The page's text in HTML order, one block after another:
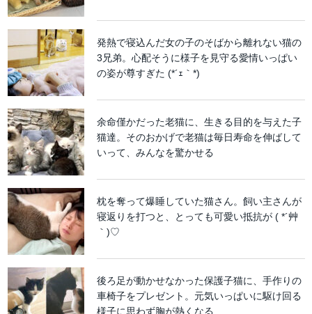
発熱で寝込んだ女の子のそばから離れない猫の
3兄弟。心配そうに様子を見守る愛情いっぱい
の姿が尊すぎた (*´ｪ｀*)
余命僅かだった老猫に、生きる目的を与えた子
猫達。そのおかげで老猫は毎日寿命を伸ばして
いって、みんなを驚かせる
枕を奪って爆睡していた猫さん。飼い主さんが
寝返りを打つと、とっても可愛い抵抗が ( *´艸
｀)♡
後ろ足が動かせなかった保護子猫に、手作りの
車椅子をプレゼント。元気いっぱいに駆け回る
様子に思わず胸が熱くなる